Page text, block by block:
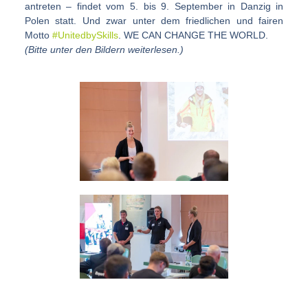
antreten – findet vom 5. bis 9. September in Danzig in
Polen statt. Und zwar unter dem friedlichen und fairen
Motto #UnitedbySkills. WE CAN CHANGE THE WORLD.
(Bitte unter den Bildern weiterlesen.)